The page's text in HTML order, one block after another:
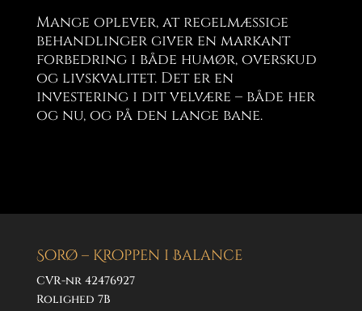
Mange oplever, at regelmæssige
behandlinger giver en markant
forbedring i både humør, overskud
og livskvalitet. Det er en
investering i dit velvære – både her
og nu, og på den lange bane.
Sorø – Kroppen i Balance
CVR-nr 42476927
Rolighed 7B